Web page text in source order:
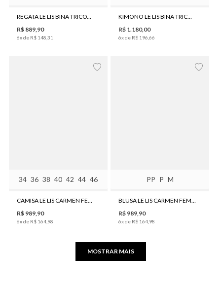
REGATA LE LIS BINA TRICOT FEMININA
R$ 889,90
6x de R$ 148 31
KIMONO LE LIS BINA TRICOT FEMININO
R$ 1.180,00
6x de R$ 196 66
34 36 38 40 42 44 46
CAMISA LE LIS CARMEN FEMININA
R$ 989 90
6x de R$ 164 98
PP P M
BLUSA LE LIS CARMEN FEMININA
R$ 989 90
6x de R$ 164 98
MOSTRAR MAIS